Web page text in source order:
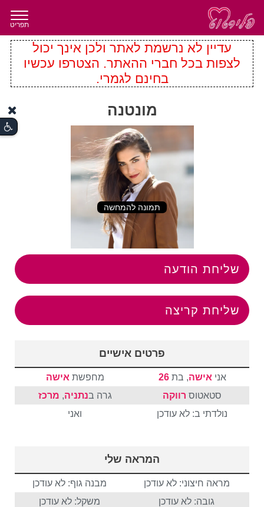
תפריט
עדיין לא נרשמת לאתר ולכן אינך יכול
לצפות בכל חברי ההאתר. הצטרפו עכשיו
בחינם לגמרי.
מונטנה
תמונה להמחשה
שליחת הודעה
שליחת קריצה
פרטים אישיים
אני אישה, בת26 מחפשת אישה
סטאטוס רווקה גרה בנתניה, מרכז
נולדתי ב: לא עודכן
ואני
המראה שלי
מראה חיצוני: לא עודכן
מבנה גוף: לא עודכן
גובה: לא עודכן
משקל: לא עודכן